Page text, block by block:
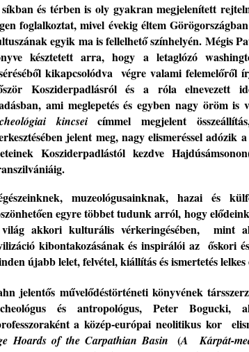
íkban és térben is oly gyakran megjelenített
gen foglalkoztat, mivel évekig éltem
egyik ma is fellelhető színhelyén. Mégis
késztetettarra, hogy a letaglózó
kikapcsolódva végre valami felemelőről
Kosziderpadlásrólés a róla elnevezett
, ami meglepetés és egyben nagy örömis
kincseicímmel megjelent összeállítás
jelent meg,nagy elismeréssel adózik
Kosziderpadlástól kezdve Hajdúsámsonon
nek, muzeológusainknak, hazai és
tőenegyre többet tudunk arról, hogy
akkori kulturálisvérkeringésében, mint
kibontakozásánakés inspirálói az őskori
újabb lelet, felvétel, kiállítás és ismertetés
jelentős művelődéstörténeti könyvének
és antropológus, Peter
a közép-európai neolitikus kor
Hoards of the Carpathian Basin
(A Kárpát-